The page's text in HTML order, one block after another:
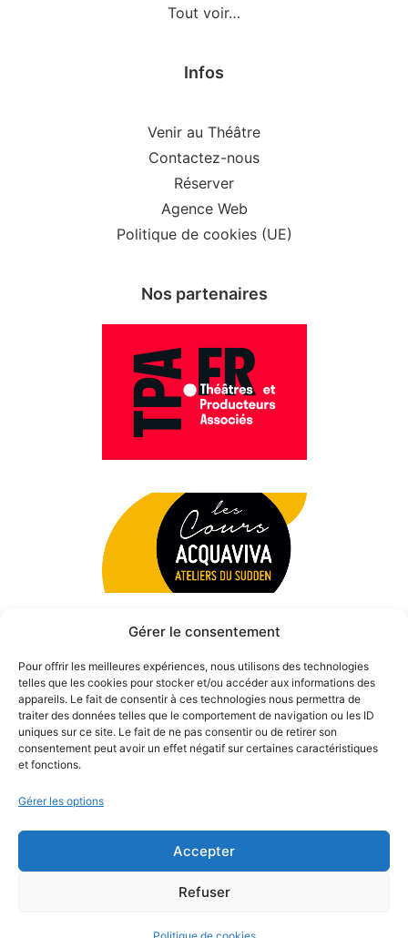
Gérer le consentement
Pour offrir les meilleures expériences, nous utilisons des technologies
telles que les cookies pour stocker et/ou accéder aux informations des
appareils. Le fait de consentir à ces technologies nous permettra de
traiter des données telles que le comportement de navigation ou les ID
uniques sur ce site. Le fait de ne pas consentir ou de retirer son
consentement peut avoir un effet négatif sur certaines caractéristiques
et fonctions.
Gérer les options
Accepter
Refuser
Tout voir…
Infos
Venir au Théâtre
Contactez-nous
Réserver
Agence Web
Politique de cookies (UE)
Nos partenaires
© 2026 Théâtre des Béliers Parisiens. | Tous droits réservés.